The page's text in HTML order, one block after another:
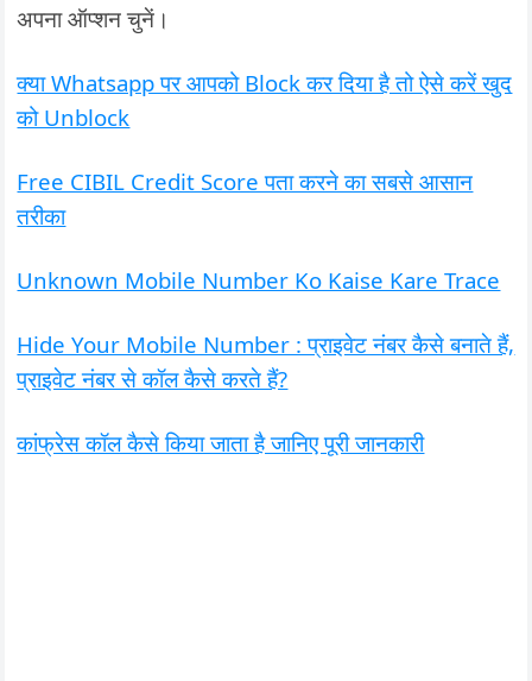
अपना ऑप्शन चुनें।
क्या Whatsapp पर आपको Block कर दिया है तो ऐसे करें खुद
को Unblock
Free CIBIL Credit Score पता करने का सबसे आसान
तरीका
Unknown Mobile Number Ko Kaise Kare Trace
Hide Your Mobile Number : प्राइवेट नंबर कैसे बनाते हैं,
प्राइवेट नंबर से कॉल कैसे करते हैं?
कांफ्रेस कॉल कैसे किया जाता है जानिए पूरी जानकारी